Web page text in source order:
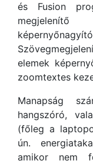
és Fusion
elemek
zoomtextes
Manapság
hangszóró,
(főleg a
ún.
amikor nem